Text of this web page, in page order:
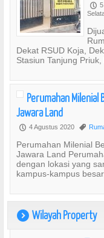
P
Dekat RSUD Koja,
Stasiun Tanjung Priuk,
Perumahan Milenial
Jawara Land
P 4 Agustus 2020 ,
Perumahan Milenial
Jawara Land
dengan lokasi yang
kampus-kampus
) Wilayah Property